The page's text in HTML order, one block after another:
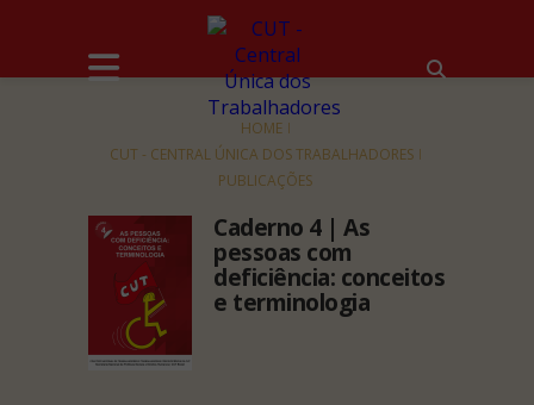
HOME
CUT - CENTRAL ÚNICA DOS TRABALHADORES
PUBLICAÇÕES
Caderno 4 | As
pessoas com
deficiência: conceitos
e terminologia